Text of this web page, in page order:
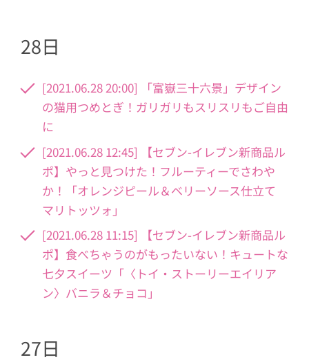
28日
[2021.06.28 20:00] 「富嶽三十六景」デザイン
の猫用つめとぎ！ガリガリもスリスリもご自由
に
[2021.06.28 12:45] 【セブン-イレブン新商品ル
ポ】やっと見つけた！フルーティーでさわや
か！「オレンジピール＆ベリーソース仕立て
マリトッツォ」
[2021.06.28 11:15] 【セブン-イレブン新商品ル
ポ】食べちゃうのがもったいない！キュートな
七夕スイーツ「〈トイ・ストーリーエイリア
ン〉バニラ＆チョコ」
27日